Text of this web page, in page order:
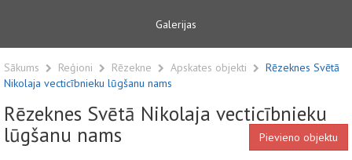
Galerijas
Sākums Reģioni Rēzekne Apskates objekti
Rēzeknes Svētā
Nikolaja vecticībnieku lūgšanu nams
Rēzeknes Svētā Nikolaja vecticībnieku
lūgšanu nams
Pievieno objektu